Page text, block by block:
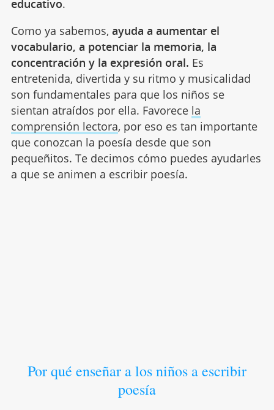
educativo.
Como ya sabemos, ayuda a aumentar el
vocabulario, a potenciar la memoria, la
concentración y la expresión oral. Es
entretenida, divertida y su ritmo y musicalidad
son fundamentales para que los niños se
sientan atraídos por ella. Favorece la
comprensión lectora, por eso es tan importante
que conozcan la poesía desde que son
pequeñitos. Te decimos cómo puedes ayudarles
a que se animen a escribir poesía.
Por qué enseñar a los niños a escribir
poesía